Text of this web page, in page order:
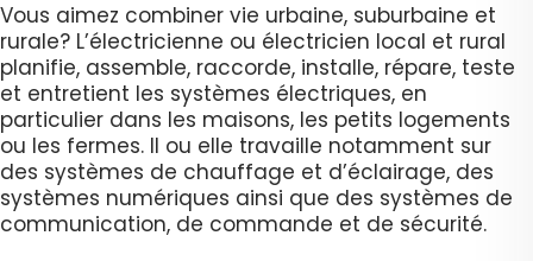
Vous aimez combiner vie urbaine, suburbaine et
rurale? L’électricienne ou électricien local et rural
planifie, assemble, raccorde, installe, répare, teste
et entretient les systèmes électriques, en
particulier dans les maisons, les petits logements
ou les fermes. Il ou elle travaille notamment sur
des systèmes de chauffage et d’éclairage, des
systèmes numériques ainsi que des systèmes de
communication, de commande et de sécurité.